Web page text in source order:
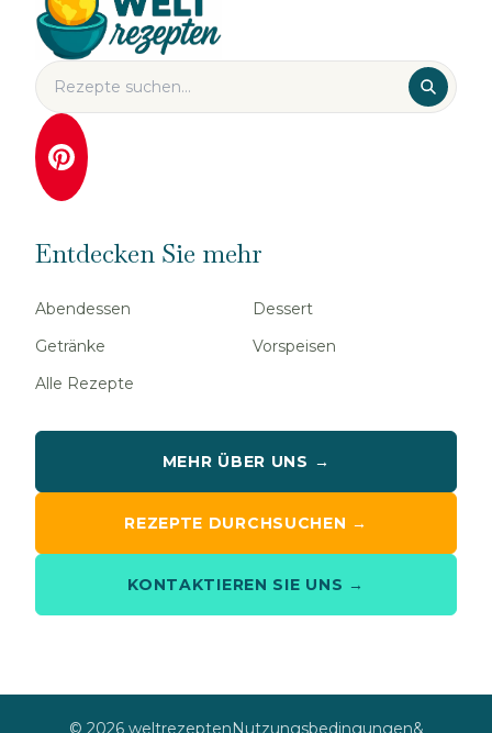
Entdecken Sie mehr
Abendessen
Dessert
Getränke
Vorspeisen
Alle Rezepte
MEHR ÜBER UNS →
REZEPTE DURCHSUCHEN →
KONTAKTIEREN SIE UNS →
© 2026 weltrezeptenNutzungsbedingungen&